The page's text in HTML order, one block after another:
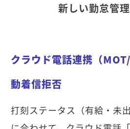
新しい勤怠管
クラウド電話連携（
動着信拒否
打刻ステータス（有給・未